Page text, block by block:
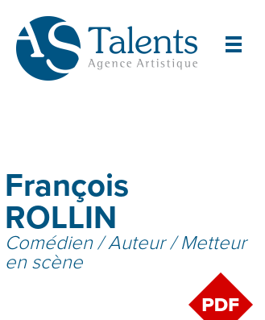
François
ROLLIN
Comédien / Auteur / Metteur
en scène